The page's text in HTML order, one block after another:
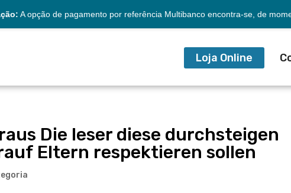
A opção de pagamento por referência Multibanco encontra-se, de
Loja Online
Die leser diese durchsteigen
Eltern respektieren sollen